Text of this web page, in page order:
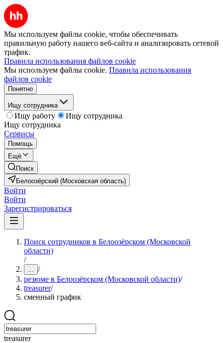
Мы используем файлы cookie, чтобы обеспечивать
правильную работу нашего веб-сайта и анализировать сетевой
трафик.
Правила использования файлов cookie
Мы используем файлы cookie. Правила использования
файлов cookie
Понятно
Ищу сотрудника
Ищу работу
Ищу сотрудника
Ищу сотрудника
Сервисы
Помощь
Ещё
Поиск
Белоозёрский (Московская область)
Войти
Войти
Зарегистрироваться
Поиск сотрудников в Белоозёрском (Московской
области)
/
... /
резюме в Белоозёрском (Московской области)/
treasurer/
сменный график
treasurer